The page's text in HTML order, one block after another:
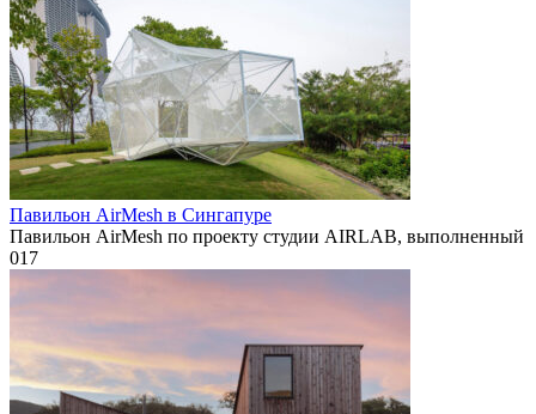
Павильон AirMesh в Сингапуре
Павильон AirMesh по проекту студии AIRLAB, выполненный
017